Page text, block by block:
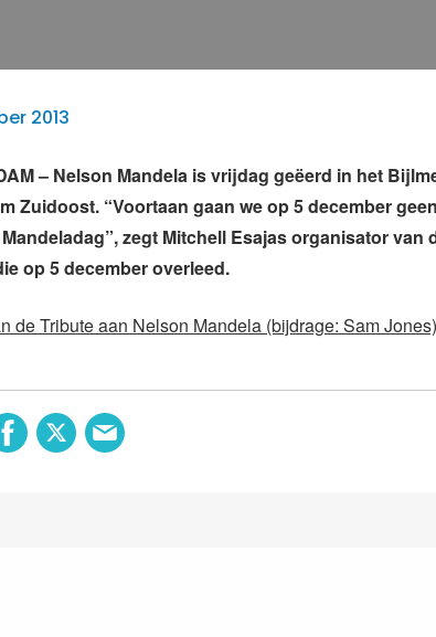
2013
– Nelson Mandela is vrijdag geëerd in het
Zuidoost. “Voortaan gaan we op 5 december
zegt Mitchell Esajas organisator van
op 5 december overleed.
de Tribute aan Nelson Mandela (bijdrage: Sam Jones)